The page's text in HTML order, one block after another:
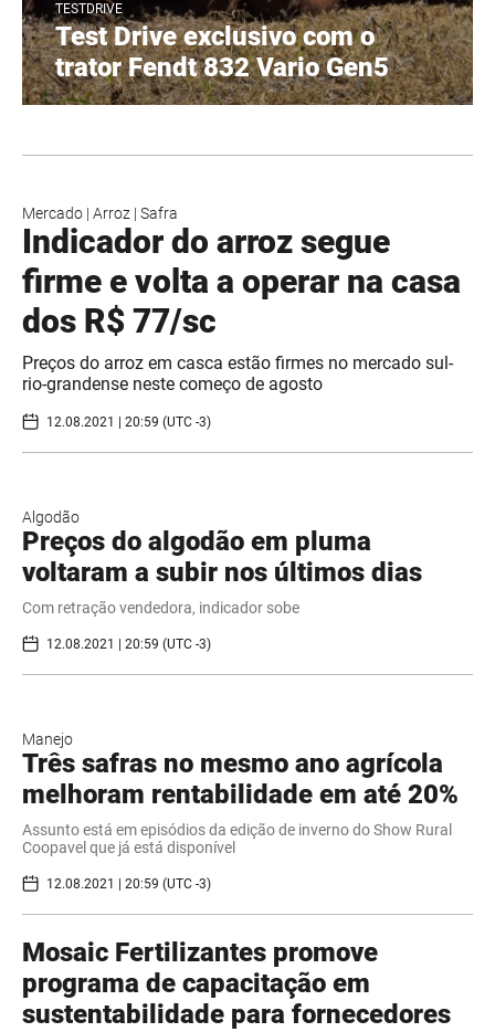
TESTDRIVE
Test Drive exclusivo com o
trator Fendt 832 Vario Gen5
Mercado | Arroz | Safra
Indicador do arroz segue
firme e volta a operar na casa
dos R$ 77/sc
Preços do arroz em casca estão firmes no mercado sul-
rio-grandense neste começo de agosto
12.08.2021 | 20:59 (UTC -3)
Algodão
Preços do algodão em pluma
voltaram a subir nos últimos dias
Com retração vendedora, indicador sobe
12.08.2021 | 20:59 (UTC -3)
Manejo
Três safras no mesmo ano agrícola
melhoram rentabilidade em até 20%
Assunto está em episódios da edição de inverno do Show Rural
Coopavel que já está disponível
12.08.2021 | 20:59 (UTC -3)
Mosaic Fertilizantes promove
programa de capacitação em
sustentabilidade para fornecedores